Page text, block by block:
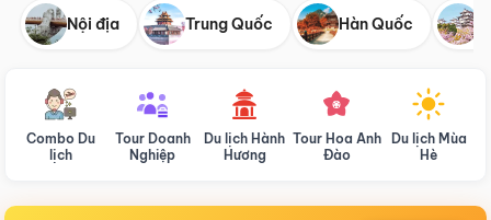
Nội địa Trung Quốc Hàn Quốc
Combo Du
lịch
Tour Doanh
Nghiệp
Du lịch Hành
Hương
Tour Hoa Anh
Đào
Du lịch Mùa
Hè